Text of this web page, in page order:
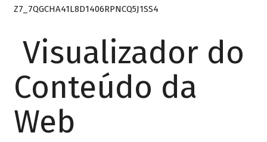
Z7_7QGCHA41L8D1406RPNCQ5J1SS4
Visualizador do
Conteúdo da
Web